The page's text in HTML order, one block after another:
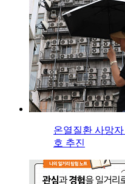
온열질환 사망
호 추진